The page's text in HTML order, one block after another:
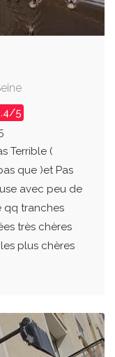
5
Terrible (
que )et Pas
avec peu de
qq tranches
très chères
plus chères